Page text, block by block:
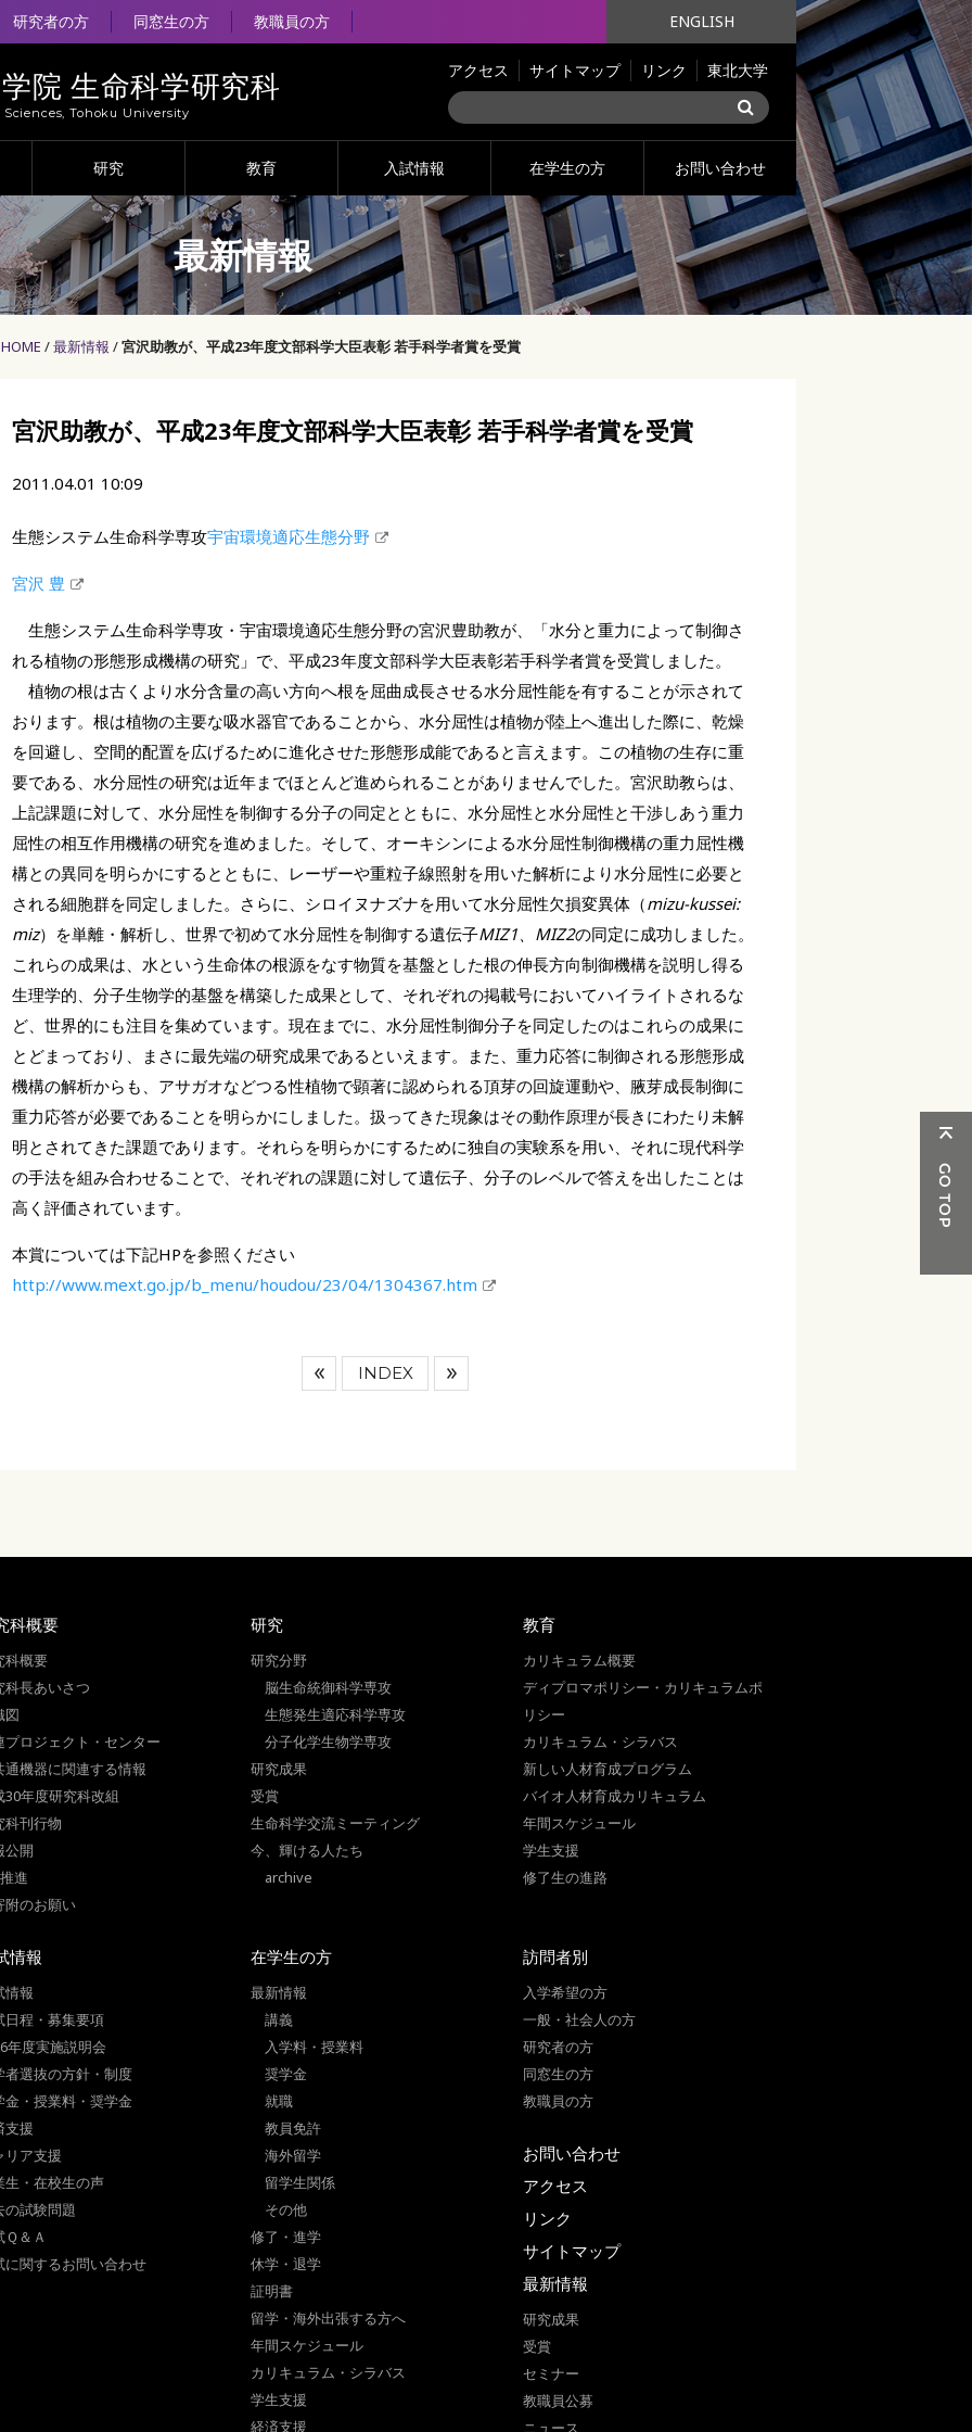
研究者の方 同窓生の方 教職員の方 ENGLISH
院 生命科学研究科
Tohoku University
アクセス サイトマップ リンク 東北大学
研究 教育 入試情報 在学生の方 お問い合わせ
最新情報
HOME 最新情報 宮沢助教が、平成23年度文部科学大臣表彰 若手科学者賞を受賞
宮沢助教が、平成23年度文部科学大臣表彰 若手科学者賞を受賞
2011.04.01 10:09
生態システム生命科学専攻宇宙環境適応生態分野
宮沢 豊
生態システム生命科学専攻・宇宙環境適応生態分野の宮沢豊助教が、「水分と重力によって制御さ
れる植物の形態形成機構の研究」で、平成23年度文部科学大臣表彰若手科学者賞を受賞しました。
植物の根は古くより水分含量の高い方向へ根を屈曲成長させる水分屈性能を有することが示されて
おります。根は植物の主要な吸水器官であることから、水分屈性は植物が陸上へ進出した際に、乾燥
を回避し、空間的配置を広げるために進化させた形態形成能であると言えます。この植物の生存に重
要である、水分屈性の研究は近年までほとんど進められることがありませんでした。宮沢助教らは、
上記課題に対して、水分屈性を制御する分子の同定とともに、水分屈性と水分屈性と干渉しあう重力
屈性の相互作用機構の研究を進めました。そして、オーキシンによる水分屈性制御機構の重力屈性機
構との異同を明らかにするとともに、レーザーや重粒子線照射を用いた解析により水分屈性に必要と
される細胞群を同定しました。さらに、シロイヌナズナを用いて水分屈性欠損変異体（mizu-kussei:
miz）を単離・解析し、世界で初めて水分屈性を制御する遺伝子MIZ1、MIZ2の同定に成功しました。
これらの成果は、水という生命体の根源をなす物質を基盤とした根の伸長方向制御機構を説明し得る
生理学的、分子生物学的基盤を構築した成果として、それぞれの掲載号においてハイライトされるな
ど、世界的にも注目を集めています。現在までに、水分屈性制御分子を同定したのはこれらの成果に
とどまっており、まさに最先端の研究成果であるといえます。また、重力応答に制御される形態形成
機構の解析からも、アサガオなどつる性植物で顕著に認められる頂芽の回旋運動や、腋芽成長制御に
重力応答が必要であることを明らかにしました。扱ってきた現象はその動作原理が長きにわたり未解
明とされてきた課題であります。それらを明らかにするために独自の実験系を用い、それに現代科学
の手法を組み合わせることで、それぞれの課題に対して遺伝子、分子のレベルで答えを出したことは
高く評価されています。
本賞については下記HPを参照ください
http://www.mext.go.jp/b_menu/houdou/23/04/1304367.htm
INDEX
科概要
科概要
科長あいさつ
図
プロジェクト・センター
通機器に関連する情報
30年度研究科改組
科刊行物
公開
進
附のお願い
研究
研究分野
脳生命統御科学専攻
生態発生適応科学専攻
分子化学生物学専攻
研究成果
受賞
生命科学交流ミーティング
今、輝ける人たち
archive
教育
カリキュラム概要
ディプロマポリシー・カリキュラムポ
リシー
カリキュラム・シラバス
新しい人材育成プログラム
バイオ人材育成カリキュラム
年間スケジュール
学生支援
修了生の進路
情報
情報
日程・募集要項
年度実施説明会
者選抜の方針・制度
金・授業料・奨学金
支援
リア支援
生・在校生の声
の試験問題
Ｑ＆Ａ
に関するお問い合わせ
在学生の方
最新情報
講義
入学料・授業料
奨学金
就職
教員免許
海外留学
留学生関係
その他
修了・進学
休学・退学
証明書
留学・海外出張する方へ
年間スケジュール
カリキュラム・シラバス
学生支援
経済支援
訪問者別
入学希望の方
一般・社会人の方
研究者の方
同窓生の方
教職員の方
お問い合わせ
アクセス
リンク
サイトマップ
最新情報
研究成果
受賞
セミナー
教職員公募
ニュース